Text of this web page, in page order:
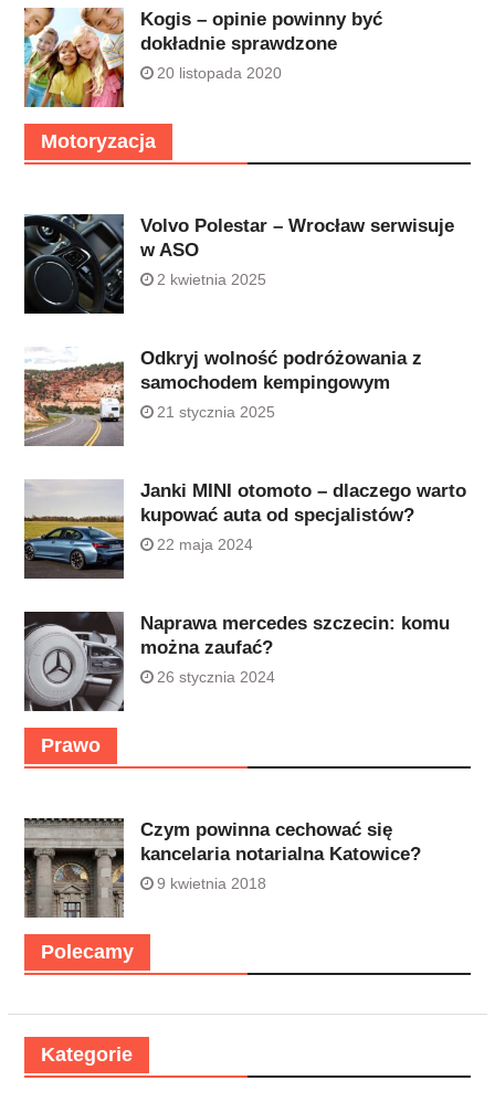
Kogis – opinie powinny być
dokładnie sprawdzone
20 listopada 2020
Motoryzacja
Volvo Polestar – Wrocław serwisuje
w ASO
2 kwietnia 2025
Odkryj wolność podróżowania z
samochodem kempingowym
21 stycznia 2025
Janki MINI otomoto – dlaczego warto
kupować auta od specjalistów?
22 maja 2024
Naprawa mercedes szczecin: komu
można zaufać?
26 stycznia 2024
Prawo
Czym powinna cechować się
kancelaria notarialna Katowice?
9 kwietnia 2018
Polecamy
Kategorie